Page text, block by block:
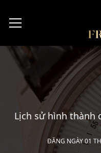
Lịch sử hình thành
ĐĂNG NGÀY 01